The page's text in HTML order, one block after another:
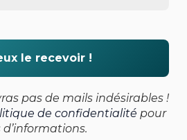
pas de mails indésirables !
de confidentialité pour
d’informations.